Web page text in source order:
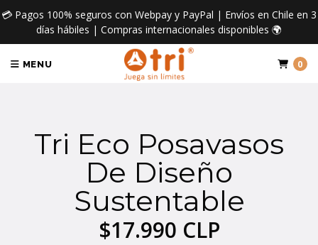
💳 Pagos 100% seguros con Webpay y PayPal | Envíos en Chile en 3
días hábiles | Compras internacionales disponibles 🌍
MENU 0
Tri Eco Posavasos
De Diseño
Sustentable
$17.990 CLP